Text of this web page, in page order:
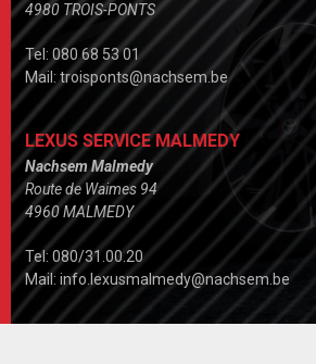
4980 TROIS-PONTS
Tel: 080 68 53 01
Mail: troisponts@nachsem.be
LEXUS SERVICE MALMEDY
Nachsem Malmedy
Route de Waimes 94
4960 MALMEDY
Tel: 080/31.00.20
Mail: info.lexusmalmedy@nachsem.be